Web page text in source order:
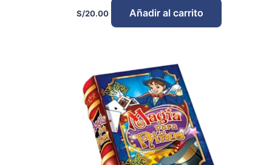
S/20.00 Añadir al carrito